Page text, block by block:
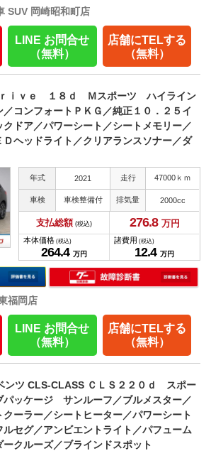
SUV 岡崎昭和町店
LINE お問合せ
（無料）
店舗にTELする
（無料）
ｒｉｖｅ １８ｄ Ｍスポーツ ハイライン
／コンフォートＰＫＧ／純正１０．２５イ
ドア／パワーシート／シートメモリー／
ヘッドライト／クリアランスソナー／ダ
年式 2021 走行 47000ｋｍ
車検 車検整備付 排気量 2000cc
支払総額 (税込) 276.8 万円
本体価格 (税込)
264.4 万円
諸費用 (税込)
12.4 万円
福岡店
LINE お問合せ
（無料）
店舗にTELする
（無料）
ンツ CLS-CLASS ＣＬＳ２２０ｄ スポー
ッケージ サンルーフ／ブルメスター／
ーラー／シートヒーター／パワーシート
ルセグ／アンビエントライト／パフューム
クルーズ／ブラインドスポット